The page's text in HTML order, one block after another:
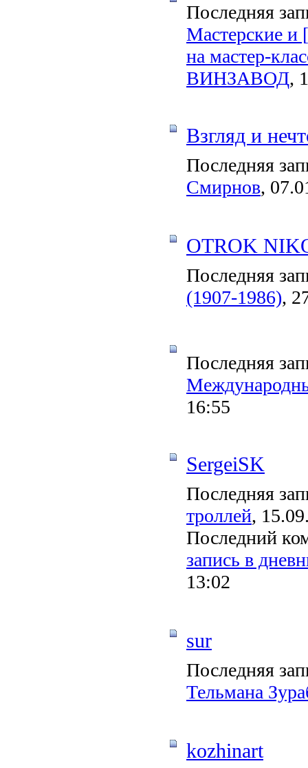
Последняя
Мастерские и
на мастер-
ВИНЗАВОД,
Взгляд и
Последняя
Смирнов,
OTROK
Последняя
(1907-1986),
Последняя
16:55
SergeiSK
Последняя
троллей,
Последний
запись в
13:02
sur
Последняя
Тельмана
kozhinart